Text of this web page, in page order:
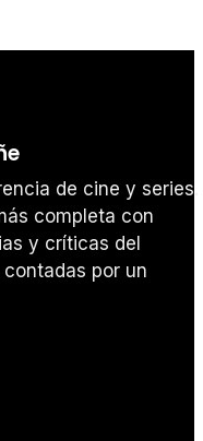
de cine y series.
completa con
y críticas del
por un